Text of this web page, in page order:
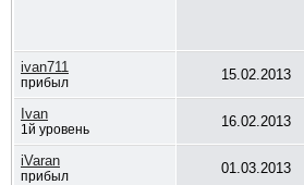
ivan711
прибыл 15.02.2013
Ivan
1й уровень 16.02.2013
iVaran
прибыл 01.03.2013